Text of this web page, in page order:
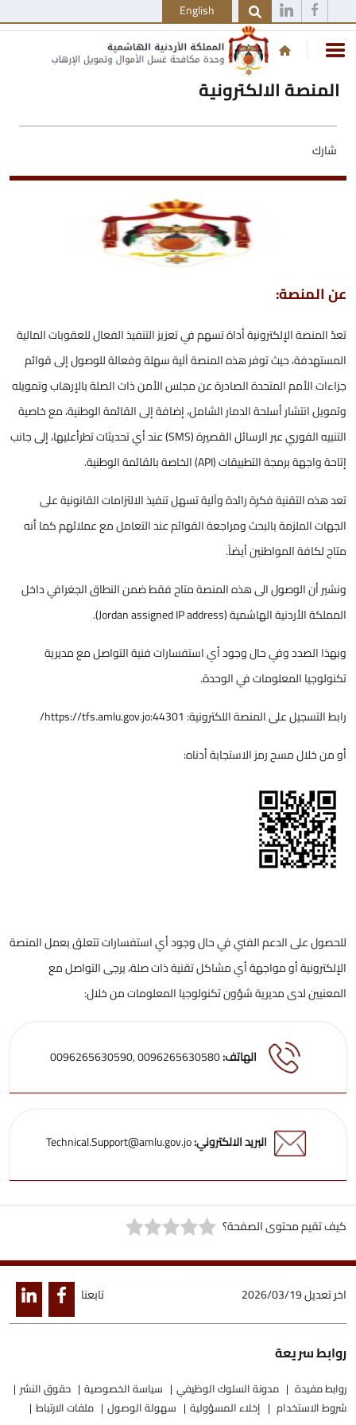
English
المنصة الالكترونية
شارك
عن المنصة:
تعدّ المنصة الإلكترونية أداة تسهم في تعزيز التنفيذ الفعال للعقوبات المالية
المستهدفة، حيث توفر هذه المنصة آلية سهلة وفعالة للوصول إلى قوائم
جزاءات الأمم المتحدة الصادرة عن مجلس الأمن ذات الصلة بالإرهاب وتمويله
وتمويل انتشار أسلحة الدمار الشامل، إضافة إلى القائمة الوطنية، مع خاصية
التنبيه الفوري عبر الرسائل القصيرة (SMS) عند أي تحديثات تطرأعليها، إلى جانب
إتاحة واجهة برمجة التطبيقات (API) الخاصة بالقائمة الوطنية.
تعد هذهالتقنية فكرة رائدة وآلية تسهل تنفيذ الالتزامات القانونية على
الجهات الملزمة بالبحث ومراجعة القوائم عند التعامل مع عملائهم كما أنه
متاح لكافة المواطنين أيضاً.
ونشير أن الوصول الى هذه المنصة متاح فقط ضمن النطاق الجغرافي داخل
المملكة الأردنية الهاشمية (Jordan assigned IP address).
وبهذا الصدد وفي حال وجود أي استفسارات فنية التواصل مع مديرية
تكنولوجيا المعلومات في الوحدة.
رابط التسجيل على المنصة اللكترونية: https://tfs.amlu.gov.jo:44301/
أو من خلال مسح رمز الاستجابة أدناه:
للحصول على الدعم الفني في حال وجود أي استفسارات تتعلق بعمل المنصة
الإلكترونية أو مواجهة أي مشاكل تقنية ذات صلة، يرجى التواصل مع
المعنيين لدى مديرية شؤون تكنولوجيا المعلومات من خلال:
الهاتف:0096265630580 ,
0096265630590
البريد الالكتروني:Technical.Support@amlu.gov.jo
كيف تقيم محتوى الصفحة؟
اخر تعديل2026/03/19 تابعنا
روابط سريعة
روابط مفيدة مدونة السلوك الوظيفي سياسة الخصوصية
حقوق النشر
شروط الاستخدام
إخلاء المسؤولية سهولة الوصول ملفات الارتباط